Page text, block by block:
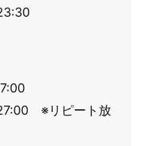
※リピート放